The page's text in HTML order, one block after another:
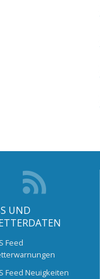
UND
Feed
Feed Neuigkeiten